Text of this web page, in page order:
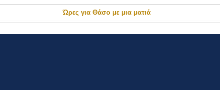
Ώρες για Θάσο με μια ματιά